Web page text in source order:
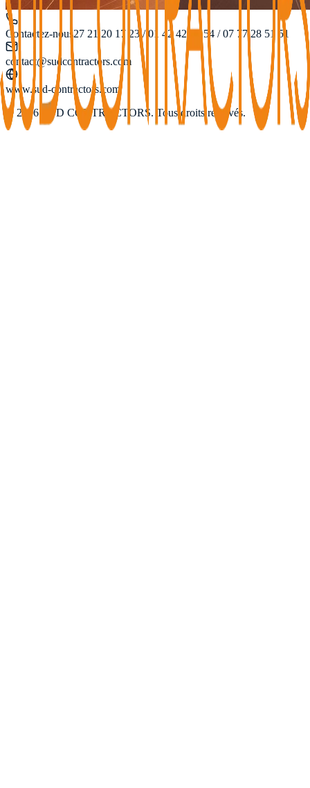
Contactez-nous27 21 20 17 23 / 01 42 42 44 54 / 07 77 28 51 51
contact@sudcontractors.com
www.sud-contractors.com
© 2026 SUD CONTRACTORS. Tous droits réservés.